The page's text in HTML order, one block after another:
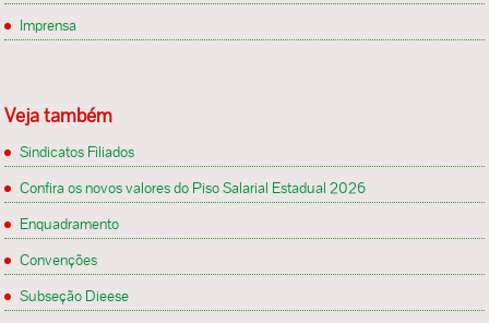
Imprensa
Veja também
Sindicatos Filiados
Confira os novos valores do Piso Salarial Estadual 2026
Enquadramento
Convenções
Subseção Dieese